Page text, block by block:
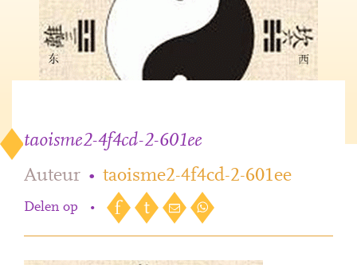
taoisme2-4f4cd-2-601ee
Auteur • taoisme2-4f4cd-2-601ee
Delen op •